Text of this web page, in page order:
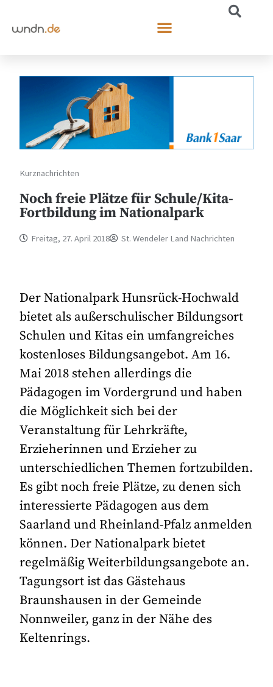
Kurznachrichten
Noch freie Plätze für Schule/Kita-
Fortbildung im Nationalpark
Freitag, 27. April 2018 St. Wendeler Land Nachrichten
Der Nationalpark Hunsrück-Hochwald
bietet als außerschulischer Bildungsort
Schulen und Kitas ein umfangreiches
kostenloses Bildungsangebot. Am 16.
Mai 2018 stehen allerdings die
Pädagogen im Vordergrund und haben
die Möglichkeit sich bei der
Veranstaltung für Lehrkräfte,
Erzieherinnen und Erzieher zu
unterschiedlichen Themen fortzubilden.
Es gibt noch freie Plätze, zu denen sich
interessierte Pädagogen aus dem
Saarland und Rheinland-Pfalz anmelden
können. Der Nationalpark bietet
regelmäßig Weiterbildungsangebote an.
Tagungsort ist das Gästehaus
Braunshausen in der Gemeinde
Nonnweiler, ganz in der Nähe des
Keltenrings.